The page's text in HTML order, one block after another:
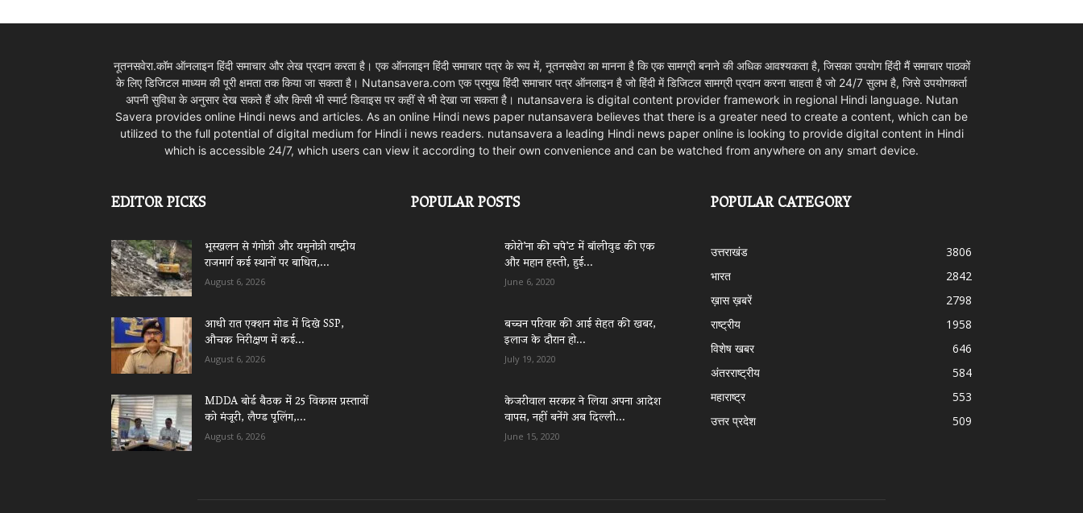
नूतनसवेरा.कॉम ऑनलाइन हिंदी समाचार और लेख प्रदान करता है। एक ऑनलाइन हिंदी समाचार पत्र के रूप में, नूतनसवेरा का मानना है कि एक सामग्री बनाने की अधिक आवश्यकता है, जिसका उपयोग हिंदी मैं समाचार पाठकों
के लिए डिजिटल माध्यम की पूरी क्षमता तक किया जा सकता है। Nutansavera.com एक प्रमुख हिंदी समाचार पत्र ऑनलाइन है जो हिंदी में डिजिटल सामग्री प्रदान करना चाहता है जो 24/7 सुलभ है, जिसे उपयोगकर्ता
अपनी सुविधा के अनुसार देख सकते हैं और किसी भी स्मार्ट डिवाइस पर कहीं से भी देखा जा सकता है। nutansavera is digital content provider framework in regional Hindi language. Nutan
Savera provides online Hindi news and articles. As an online Hindi news paper nutansavera believes that there is a greater need to create a content, which can be
utilized to the full potential of digital medium for Hindi i news readers. nutansavera a leading Hindi news paper online is looking to provide digital content in Hindi
which is accessible 24/7, which users can view it according to their own convenience and can be watched from anywhere on any smart device.
EDITOR PICKS
भूस्खलन से गंगोत्री और यमुनोत्री राष्ट्रीय
राजमार्ग कई स्थानों पर बाधित,...
August 6, 2026
आधी रात एक्शन मोड में दिखे SSP,
औचक निरीक्षण में कई...
August 6, 2026
MDDA बोर्ड बैठक में 25 विकास प्रस्तावों
को मंजूरी, लैण्ड पूलिंग,...
August 6, 2026
POPULAR POSTS
कोरो’ना की चपे’ट में बॉलीवुड की एक
और महान हस्ती, हुई...
June 6, 2020
बच्चन परिवार की आई सेहत की खबर,
इलाज के दौरान हो...
July 19, 2020
केजरीवाल सरकार ने लिया अपना आदेश
वापस, नहीं बनेंगे अब दिल्ली...
June 15, 2020
POPULAR CATEGORY
उत्तराखंड
3806
भारत
2842
ख़ास ख़बरें
2798
राष्ट्रीय
1958
विशेष खबर
646
अंतरराष्ट्रीय
584
महाराष्ट्र
553
उत्तर प्रदेश
509